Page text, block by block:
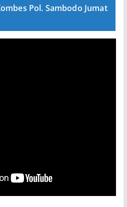
Pol. Sambodo Jumat